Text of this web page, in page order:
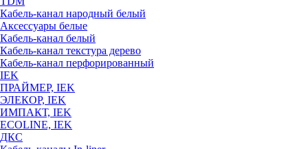
Кабель-канал народный белый
Аксессуары белые
Кабель-канал белый
Кабель-канал текстура дерево
Кабель-канал перфорированный
IEK
ПРАЙМЕР, IEK
ЭЛЕКОР, IEK
ИМПАКТ, IEK
ECOLINE, IEK
ДКС